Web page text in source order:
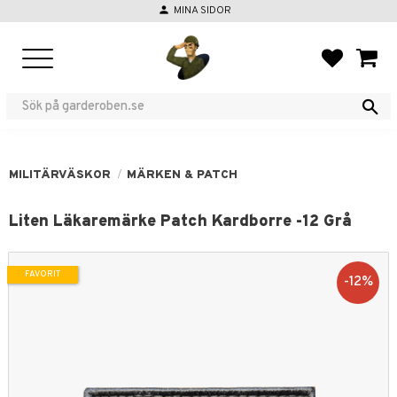
person MINA SIDOR
MILITÄRVÄSKOR MÄRKEN & PATCH
Liten Läkaremärke Patch Kardborre -12 Grå
12%
FAVORIT